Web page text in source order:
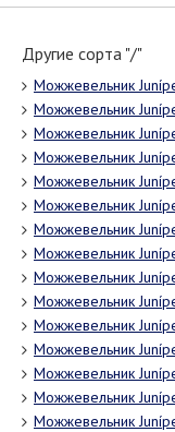
Другие сорта "/"
Можжевельник
Можжевельник
Можжевельник
Можжевельник
Можжевельник
Можжевельник
Можжевельник
Можжевельник
Можжевельник
Можжевельник
Можжевельник
Можжевельник
Можжевельник
Можжевельник
Можжевельник